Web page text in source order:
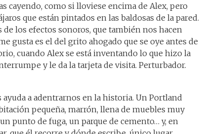
cayendo, como si lloviese encima de Alex, pero
que están pintados en las baldosas de la pared.
de los efectos sonoros, que también nos hacen
gusta es el del grito ahogado que se oye antes de
cuando Alex se está inventando lo que hizo la
y le da la tarjeta de visita. Perturbador.
a adentrarnos en la historia. Un Portland
pequeña, marrón, llena de muebles muy
punto de fuga, un parque de cemento… y, en